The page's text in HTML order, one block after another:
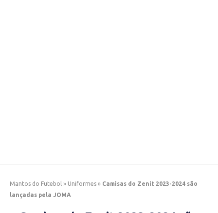
Mantos do Futebol » Uniformes » Camisas do Zenit 2023-2024 são
lançadas pela JOMA